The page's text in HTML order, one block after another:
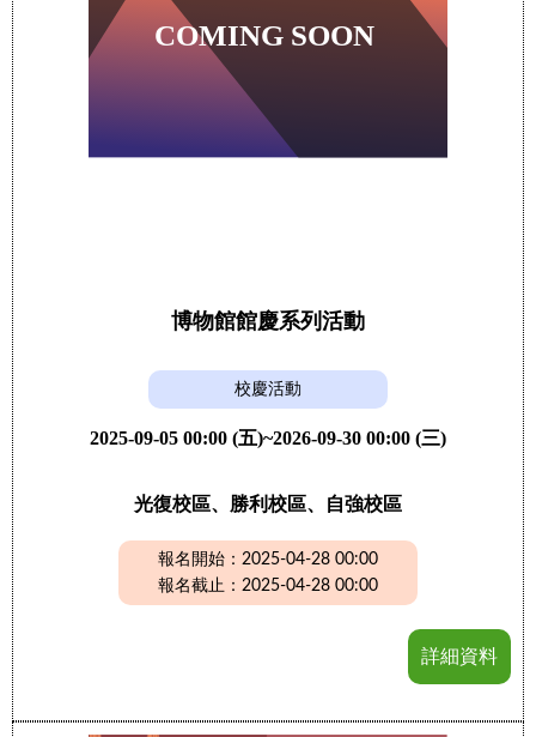
博物館館慶系列活動
校慶活動
2025-09-05 00:00 (五)~2026-09-30 00:00 (三)
光復校區、勝利校區、自強校區
報名開始：2025-04-28 00:00
報名截止：2025-04-28 00:00
詳細資料